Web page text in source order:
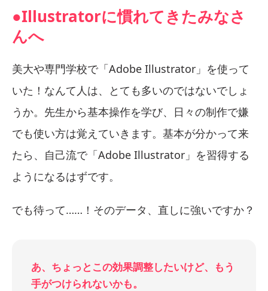
●Illustratorに慣れてきたみなさ
んへ
美大や専門学校で「Adobe Illustrator」を使って
いた！なんて人は、とても多いのではないでしょ
うか。先生から基本操作を学び、日々の制作で嫌
でも使い方は覚えていきます。基本が分かって来
たら、自己流で「Adobe Illustrator」を習得する
ようになるはずです。
でも待って……！そのデータ、直しに強いですか？
あ、ちょっとこの効果調整したいけど、もう
手がつけられないかも。